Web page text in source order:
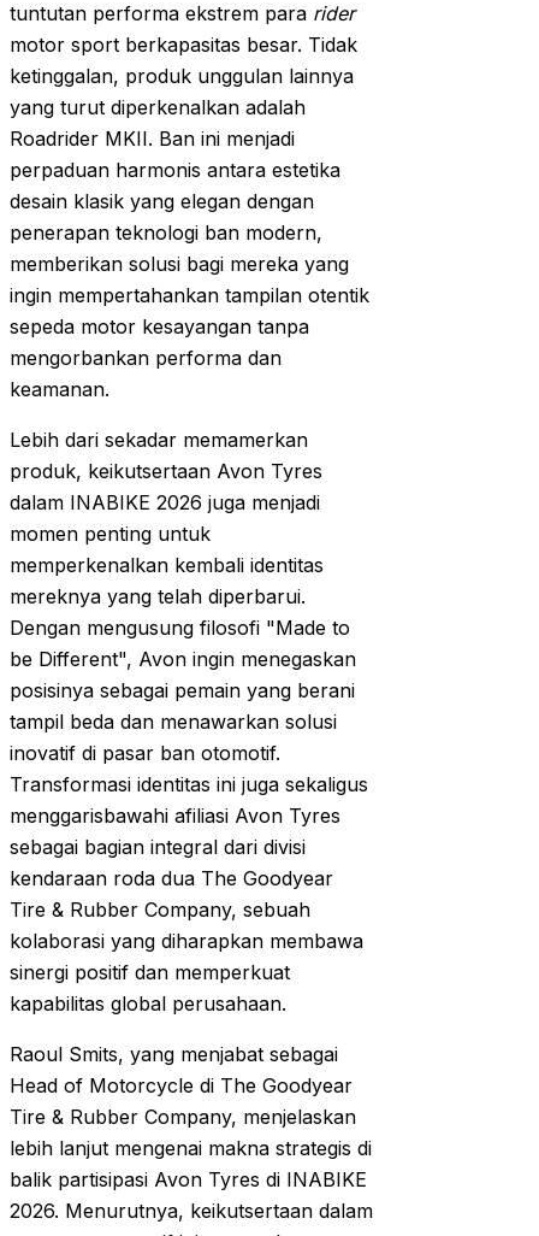
tuntutan performa ekstrem para rider
motor sport berkapasitas besar. Tidak
ketinggalan, produk unggulan lainnya
yang turut diperkenalkan adalah
Roadrider MKII. Ban ini menjadi
perpaduan harmonis antara estetika
desain klasik yang elegan dengan
penerapan teknologi ban modern,
memberikan solusi bagi mereka yang
ingin mempertahankan tampilan otentik
sepeda motor kesayangan tanpa
mengorbankan performa dan
keamanan.
Lebih dari sekadar memamerkan
produk, keikutsertaan Avon Tyres
dalam INABIKE 2026 juga menjadi
momen penting untuk
memperkenalkan kembali identitas
mereknya yang telah diperbarui.
Dengan mengusung filosofi "Made to
be Different", Avon ingin menegaskan
posisinya sebagai pemain yang berani
tampil beda dan menawarkan solusi
inovatif di pasar ban otomotif.
Transformasi identitas ini juga sekaligus
menggarisbawahi afiliasi Avon Tyres
sebagai bagian integral dari divisi
kendaraan roda dua The Goodyear
Tire & Rubber Company, sebuah
kolaborasi yang diharapkan membawa
sinergi positif dan memperkuat
kapabilitas global perusahaan.
Raoul Smits, yang menjabat sebagai
Head of Motorcycle di The Goodyear
Tire & Rubber Company, menjelaskan
lebih lanjut mengenai makna strategis di
balik partisipasi Avon Tyres di INABIKE
2026. Menurutnya, keikutsertaan dalam